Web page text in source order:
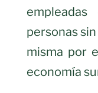
personas
misma por
economía